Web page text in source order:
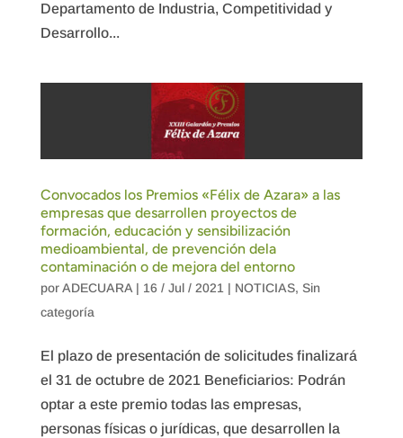
Departamento de Industria, Competitividad y
Desarrollo...
Convocados los Premios «Félix de Azara» a las
empresas que desarrollen proyectos de
formación, educación y sensibilización
medioambiental, de prevención dela
contaminación o de mejora del entorno
porADECUARA| 16 / Jul / 2021| NOTICIAS, Sin
categoría
El plazo de presentación de solicitudes finalizará
el 31 de octubre de 2021 Beneficiarios: Podrán
optar a este premio todas las empresas,
personas físicas o jurídicas, que desarrollen la